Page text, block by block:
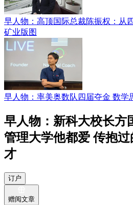
早人物：高顶国际总裁陈振权：从
矿业版图
早人物：率美奥数队四届夺金 数学
早人物：新科大校长方
管理大学他都爱 传抱
才
订户
赠阅文章